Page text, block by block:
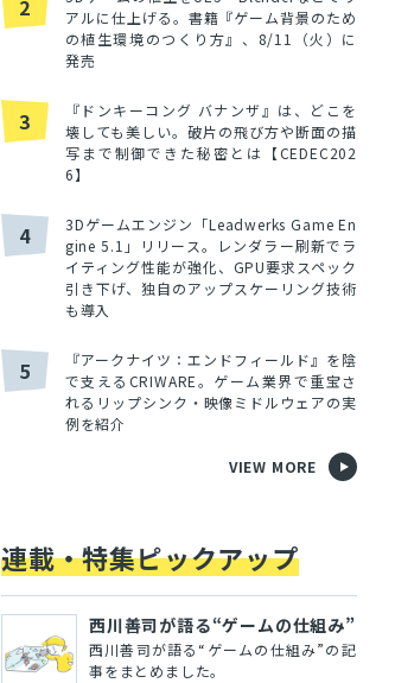
2
アルに仕上げる。書籍『ゲーム背景のため
の植生環境のつくり方』、8/11（火）に
発売
3
『ドンキーコング バナンザ』は、どこを
壊しても美しい。破片の飛び方や断面の描
写まで制御できた秘密とは【CEDEC202
6】
4
3Dゲームエンジン「Leadwerks Game En
gine 5.1」リリース。レンダラー刷新でラ
イティング性能が強化、GPU要求スペック
引き下げ、独自のアップスケーリング技術
も導入
5
『アークナイツ：エンドフィールド』を陰
で支えるCRIWARE。ゲーム業界で重宝さ
れるリップシンク・映像ミドルウェアの実
例を紹介
VIEW MORE
連載・特集ピックアップ
西川善司が語る“ゲームの仕組み”
西川善司が語る“ゲームの仕組み”の記
事をまとめました。